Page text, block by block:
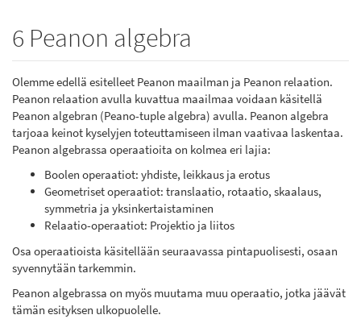
6 Peanon algebra
Olemme edellä esitelleet Peanon maailman ja Peanon relaation.
Peanon relaation avulla kuvattua maailmaa voidaan käsitellä
Peanon algebran (Peano-tuple algebra) avulla. Peanon algebra
tarjoaa keinot kyselyjen toteuttamiseen ilman vaativaa laskentaa.
Peanon algebrassa operaatioita on kolmea eri lajia:
Boolen operaatiot: yhdiste, leikkaus ja erotus
Geometriset operaatiot: translaatio, rotaatio, skaalaus,
symmetria ja yksinkertaistaminen
Relaatio-operaatiot: Projektio ja liitos
Osa operaatioista käsitellään seuraavassa pintapuolisesti, osaan
syvennytään tarkemmin.
Peanon algebrassa on myös muutama muu operaatio, jotka jäävät
tämän esityksen ulkopuolelle.